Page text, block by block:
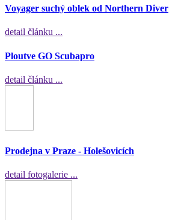
Voyager suchý oblek od Northern Diver
detail článku ...
Ploutve GO Scubapro
detail článku ...
Prodejna v Praze - Holešovicích
detail fotogalerie ...